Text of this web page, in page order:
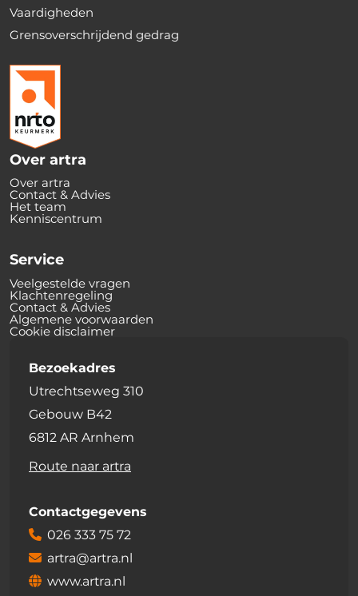
Vaardigheden
Grensoverschrijdend gedrag
Over artra
Over artra
Contact & Advies
Het team
Kenniscentrum
Service
Veelgestelde vragen
Klachtenregeling
Contact & Advies
Algemene voorwaarden
Cookie disclaimer
Bezoekadres
Utrechtseweg 310
Gebouw B42
6812 AR Arnhem
Route naar artra
Contactgegevens
026 333 75 72
artra@artra.nl
www.artra.nl